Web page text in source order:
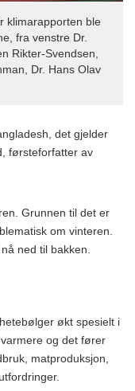
klimarapporten ble
fra venstre Dr.
Rikter-Svendsen,
Dr. Hans Olav
det gjelder
førsteforfatter av
Grunnen til det er
om vinteren.
ned til bakken.
økt spesielt i
og det fører
matproduksjon,